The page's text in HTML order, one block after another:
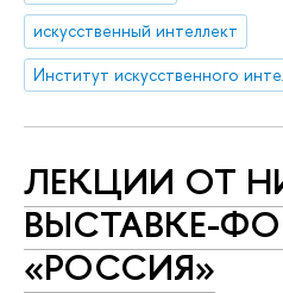
искусственный интеллект
ЛЕКЦИИ ОТ
ВЫСТАВКЕ-
«РОССИЯ»